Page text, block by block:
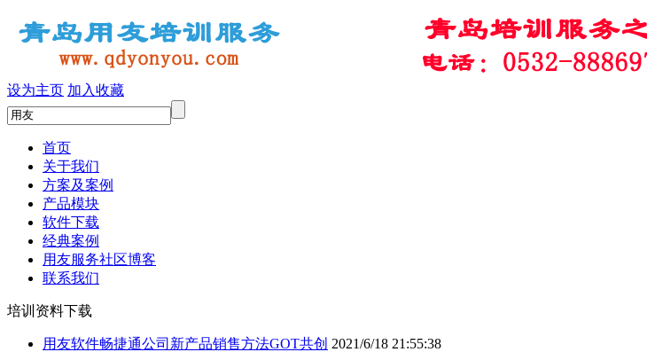
设为主页 加入收藏
首页
关于我们
方案及案例
产品模块
软件下载
经典案例
用友服务社区博客
联系我们
培训资料下载
用友软件畅捷通公司新产品销售方法GOT共创 2021/6/18 21:55:38